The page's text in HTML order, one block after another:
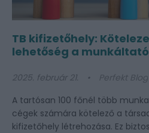
TB kifizetőhely:
lehetőség a
2025. február 21.
Perfekt Blog
A tartósan 100 főnél több
cégek számára kötelező a
kifizetőhely létrehozása. Ez